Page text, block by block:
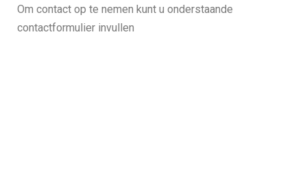
Om contact op te nemen kunt u onderstaande
contactformulier invullen